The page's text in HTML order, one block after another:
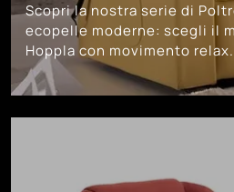
Scopri la nostra serie di
ecopelle moderne: scegli il
Hoppla con movimento relax.